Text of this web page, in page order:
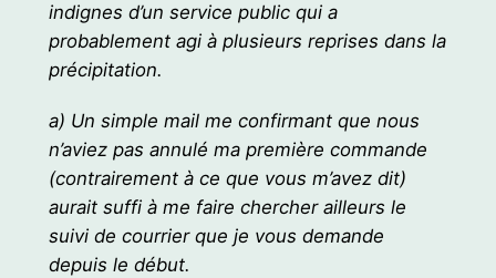
indignes d’un service public qui a
probablement agi à plusieurs reprises dans la
précipitation.
a) Un simple mail me confirmant que nous
n’aviez pas annulé ma première commande
(contrairement à ce que vous m’avez dit)
aurait suffi à me faire chercher ailleurs le
suivi de courrier que je vous demande
depuis le début.